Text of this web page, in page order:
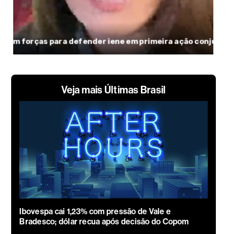
Veja mais Últimas Brasil
Ibovespa cai 1,23% com pressão de Vale e
Bradesco; dólar recua após decisão do Copom